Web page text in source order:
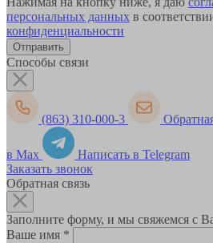
персональных данных в
конфиденциальности
Способы связи
(863) 310-000-3
в Max
Написать в Telegram
Заказать звонок
Обратная связь
Заполните форму, и мы свяжемся с
Ваше имя *